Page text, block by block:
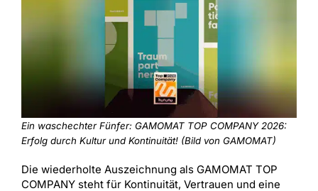
Ein waschechter Fünfer: GAMOMAT TOP COMPANY 2026:
Erfolg durch Kultur und Kontinuität! (Bild von GAMOMAT)
Die wiederholte Auszeichnung als GAMOMAT TOP
COMPANY steht für Kontinuität, Vertrauen und eine